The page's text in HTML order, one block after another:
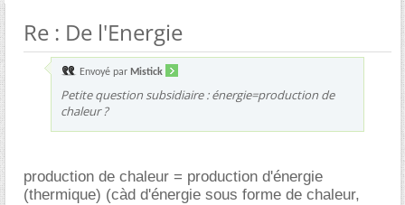
Re : De l'Energie
Envoyé par Mistick
Petite question subsidiaire : énergie=production de
chaleur ?
production de chaleur = production d'énergie
(thermique) (càd d'énergie sous forme de chaleur,